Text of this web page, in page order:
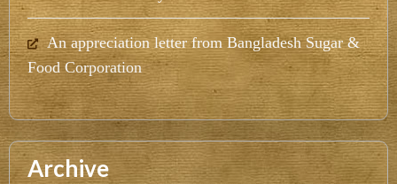
An appreciation letter from Bangladesh Sugar &
Food Corporation
Archive